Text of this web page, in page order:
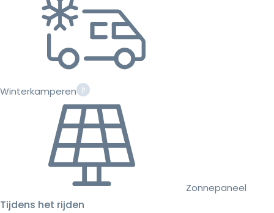
Winterkamperen
Zonnepaneel
Tijdens het rijden